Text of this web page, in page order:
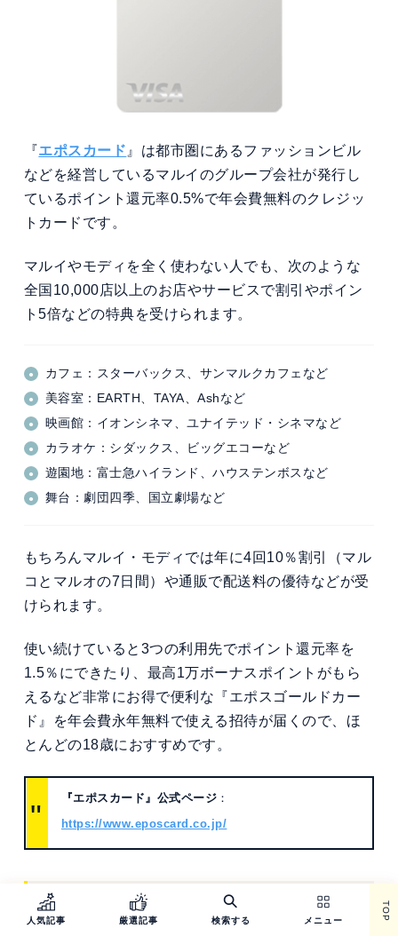
『エポスカード 』は都市圏にあるファッションビル
などを経営しているマルイのグループ会社が発行し
ているポイント還元率0.5%で年会費無料のクレジッ
トカードです。
マルイやモディを全く使わない人でも、次のような
全国10,000店以上のお店やサービスで割引やポイン
ト5倍などの特典を受けられます。
カフェ：スターバックス、サンマルクカフェなど
美容室：EARTH、TAYA、Ashなど
映画館：イオンシネマ、ユナイテッド・シネマなど
カラオケ：シダックス、ビッグエコーなど
遊園地：富士急ハイランド、ハウステンボスなど
舞台：劇団四季、国立劇場など
もちろんマルイ・モディでは年に4回10％割引（マル
コとマルオの7日間）や通販で配送料の優待などが受
けられます。
使い続けていると3つの利用先でポイント還元率を
1.5％にできたり、最高1万ボーナスポイントがもら
えるなど非常にお得で便利な『エポスゴールドカー
ド』を年会費永年無料で使える招待が届くので、ほ
とんどの18歳におすすめです。
『エポスカード』公式ページ ：
https://www.eposcard.co.jp/
3-5. 『JALカード navi（学生専
人気記事 厳選記事 検索する メニュー TOP